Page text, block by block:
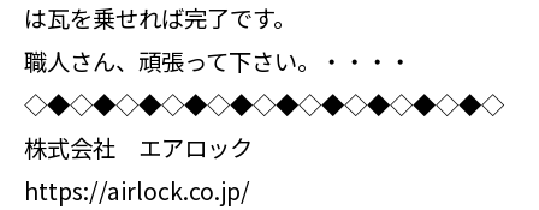
は瓦を乗せれば完了です。
職人さん、頑張って下さい。・・・・
◇◆◇◆◇◆◇◆◇◆◇◆◇◆◇◆◇◆◇◆◇
株式会社 エアロック
https://airlock.co.jp/